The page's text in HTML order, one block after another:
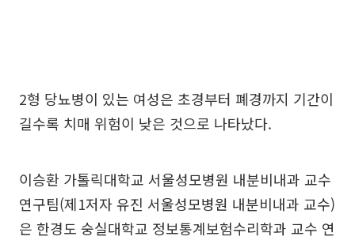
2형 당뇨병이 있는 여성은 초경부터 폐경까지 기간이
길수록 치매 위험이 낮은 것으로 나타났다.
이승환 가톨릭대학교 서울성모병원 내분비내과 교수
연구팀(제1저자 유진 서울성모병원 내분비내과 교수)
은 한경도 숭실대학교 정보통계보험수리학과 교수 연